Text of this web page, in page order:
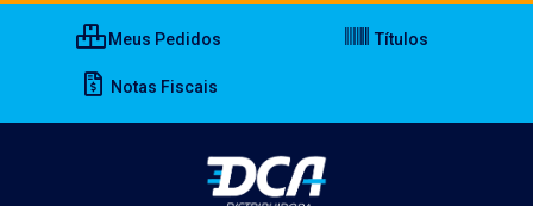
Meus Pedidos Títulos
Notas Fiscais